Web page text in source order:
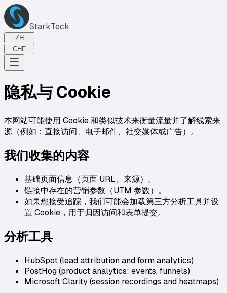
StarkTeck
ZH
CHF
隐私与 Cookie
本网站可能使用 Cookie 和类似技术来衡量流量并了解线索来
源（例如：直接访问、电子邮件、社交媒体或广告）。
我们收集的内容
基础页面信息（页面 URL、来源）。
链接中存在的营销参数（UTM 参数）。
如果您接受追踪，我们可能会加载第三方分析工具并设
置 Cookie，用于归因访问和表单提交。
分析工具
HubSpot (lead attribution and form analytics)
PostHog (product analytics: events, funnels)
Microsoft Clarity (session recordings and heatmaps)